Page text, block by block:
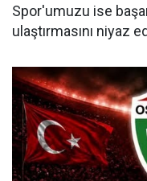
Spor'umuzu ise
ulaştırmasını niyaz